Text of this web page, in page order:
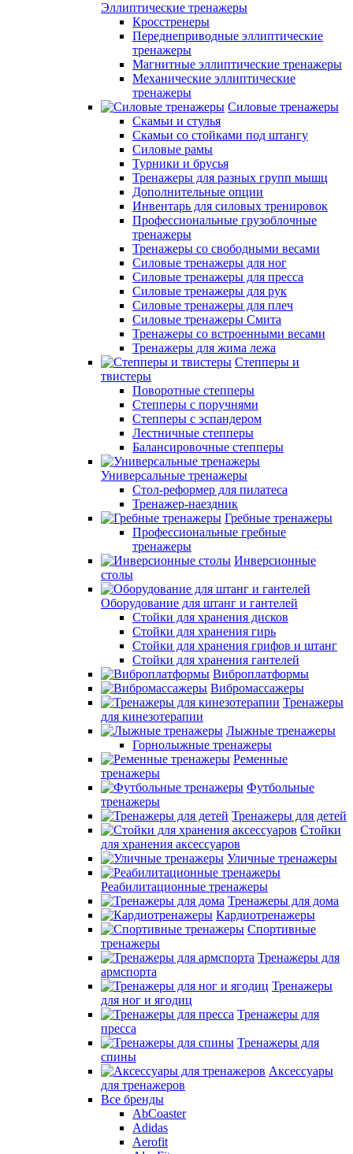
Эллиптические тренажеры
Кросстренеры
Переднеприводные эллиптические
тренажеры
Магнитные эллиптические тренажеры
Механические эллиптические
тренажеры
Силовые тренажеры
Скамьи и стулья
Скамьи со стойками под штангу
Силовые рамы
Турники и брусья
Тренажеры для разных групп мышц
Дополнительные опции
Инвентарь для силовых тренировок
Профессиональные грузоблочные
тренажеры
Тренажеры со свободными весами
Силовые тренажеры для ног
Силовые тренажеры для пресса
Силовые тренажеры для рук
Силовые тренажеры для плеч
Силовые тренажеры Смита
Тренажеры со встроенными весами
Тренажеры для жима лежа
Степперы и
твистеры
Поворотные степперы
Степперы с поручнями
Степперы с эспандером
Лестничные степперы
Балансировочные степперы
Универсальные тренажеры
Стол-реформер для пилатеса
Тренажер-наездник
Гребные тренажеры
Профессиональные гребные
тренажеры
Инверсионные
столы
Оборудование для штанг и гантелей
Стойки для хранения дисков
Стойки для хранения гирь
Стойки для хранения грифов и штанг
Стойки для хранения гантелей
Виброплатформы
Вибромассажеры
Тренажеры
для кинезотерапии
Лыжные тренажеры
Горнолыжные тренажеры
Ременные
тренажеры
Футбольные
тренажеры
Тренажеры для детей
Стойки
для хранения аксессуаров
Уличные тренажеры
Реабилитационные тренажеры
Тренажеры для дома
Кардиотренажеры
Спортивные
тренажеры
Тренажеры для
армспорта
Тренажеры
для ног и ягодиц
Тренажеры для
пресса
Тренажеры для
спины
Аксессуары
для тренажеров
Все бренды
AbCoaster
Adidas
Aerofit